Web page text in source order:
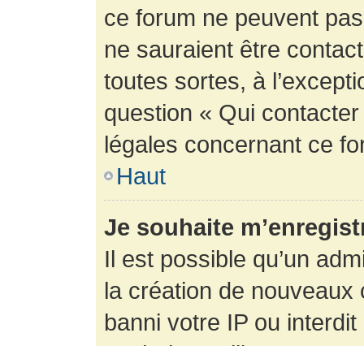
ce forum ne peuvent
ne sauraient être
toutes sortes, à
question « Qui
légales concernant ce
Haut
Je souhaite
Il est possible qu’un
la création de
banni votre IP ou